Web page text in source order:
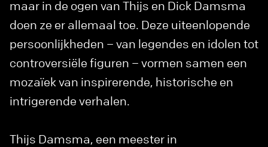
maar in de ogen van Thijs en Dick Damsma
doen ze er allemaal toe. Deze uiteenlopende
persoonlijkheden – van legendes en idolen tot
controversiële figuren – vormen samen een
mozaïek van inspirerende, historische en
intrigerende verhalen.
Thijs Damsma, een meester in